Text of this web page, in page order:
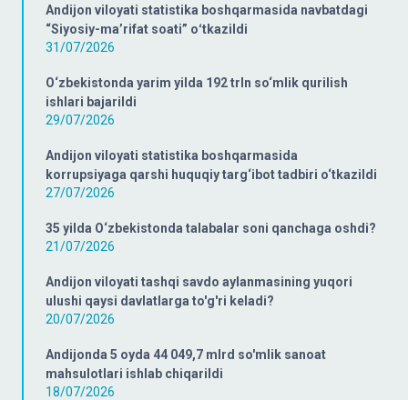
Andijon viloyati statistika boshqarmasida navbatdagi
“Siyosiy-ma’rifat soati” oʻtkazildi
31/07/2026
O‘zbekistonda yarim yilda 192 trln so‘mlik qurilish
ishlari bajarildi
29/07/2026
Andijon viloyati statistika boshqarmasida
korrupsiyaga qarshi huquqiy targ‘ibot tadbiri o‘tkazildi
27/07/2026
35 yilda O‘zbekistonda talabalar soni qanchaga oshdi?
21/07/2026
Andijon viloyati tashqi savdo aylanmasining yuqori
ulushi qaysi davlatlarga to'g'ri keladi?
20/07/2026
Andijonda 5 oyda 44 049,7 mlrd so'mlik sanoat
mahsulotlari ishlab chiqarildi
18/07/2026